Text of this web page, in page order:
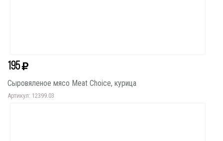
195
Сыровяленое мясо Meat Choice, курица
Артикул: 12399.03